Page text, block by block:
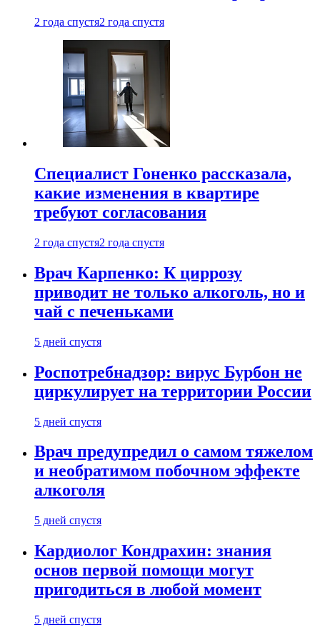
2 года спустя2 года спустя
Специалист Гоненко рассказала,
какие изменения в квартире
требуют согласования
2 года спустя2 года спустя
Врач Карпенко: К циррозу
приводит не только алкоголь, но и
чай с печеньками
5 дней спустя
Роспотребнадзор: вирус Бурбон не
циркулирует на территории России
5 дней спустя
Врач предупредил о самом тяжелом
и необратимом побочном эффекте
алкоголя
5 дней спустя
Кардиолог Кондрахин: знания
основ первой помощи могут
пригодиться в любой момент
5 дней спустя